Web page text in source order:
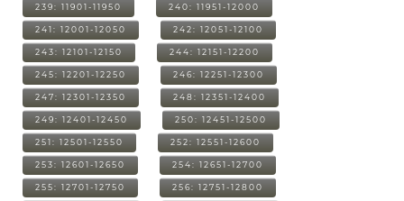
239: 11901-11950 240: 11951-12000
241: 12001-12050 242: 12051-12100
243: 12101-12150 244: 12151-12200
245: 12201-12250 246: 12251-12300
247: 12301-12350 248: 12351-12400
249: 12401-12450 250: 12451-12500
251: 12501-12550 252: 12551-12600
253: 12601-12650 254: 12651-12700
255: 12701-12750 256: 12751-12800